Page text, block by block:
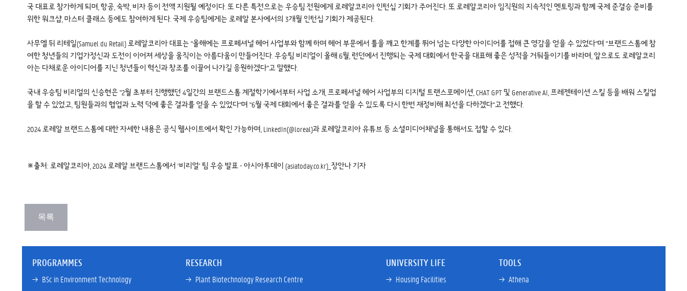
국 대표로 참가하게 되며, 항공, 숙박, 비자 등이 전액 지원될 예정이다. 또 다른 특전으로는 우승팀 전원에게 로레알코리아 인턴십 기회가 주어진다. 또 로레알코리아 임직원의 지속적인 멘토링과 함께 국제 준결승 준비를
위한 워크샵, 마스터 클래스 등에도 참여하게 된다. 국제 우승팀에게는 로레알 본사에서의 3개월 인턴십 기회가 제공된다.
사무엘 뒤 리테일(Samuel du Retail) 로레알코리아 대표는 "올해에는 프로페셔널 헤어 사업부와 함께 하며 헤어 부문에서 틀을 깨고 한계를 뛰어 넘는 다양한 아이디어를 접해 큰 영감을 얻을 수 있었다"며 "브랜드스톰에 참
여한 청년들의 기업가정신과 도전이 이어져 세상을 움직이는 아름다움이 만들어진다. 우승팀 비리얼이 올해 6월, 런던에서 진행되는 국제 대회에서 한국을 대표해 좋은 성적을 거둬들이기를 바라며, 앞으로도 로레알코리
아는 다채로운 아이디어를 지닌 청년들이 혁신과 창조를 이끌어 나가길 응원하겠다"고 말했다.
국내 우승팀 비리얼의 신승현은 "2월 초부터 진행했던 4일간의 브랜드스톰 계절학기에서부터 사업 소개, 프로페셔널 헤어 사업부의 디지털 트랜스포메이션, CHAT GPT 및 Generative AI, 프레젠테이션 스킬 등을 배워 스킬업
을 할 수 있었고, 팀원들과의 협업과 노력 덕에 좋은 결과를 얻을 수 있었다"며 "6월 국제 대회에서 좋은 결과를 얻을 수 있도록 다시 한번 재정비해 최선을 다하겠다"고 전했다.
2024 로레알 브랜드스톰에 대한 자세한 내용은 공식 웹사이트에서 확인 가능하며, LinkedIn(@loreal)과 로레알코리아 유튜브 등 소셜미디어채널을 통해서도 접할 수 있다.
※출처: 로레알코리아, 2024 로레알 브랜드스톰에서 ‘비리얼’ 팀 우승 발표 - 아시아투데이 (asiatoday.co.kr)_장안나 기자
PROGRAMMES
→ BSc in Environment Technology
RESEARCH
→ Plant Biotechnology Research Centre
UNIVERSITY LIFE
→ Housing Facilities
TOOLS
→ Athena